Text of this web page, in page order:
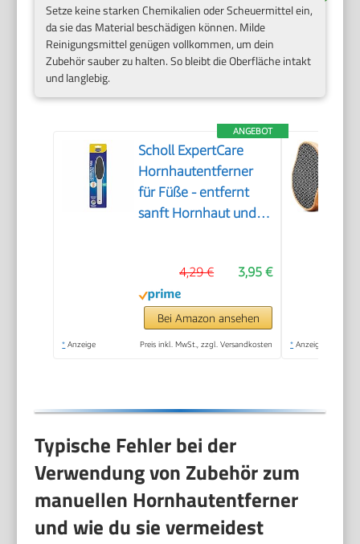
Setze keine starken Chemikalien oder Scheuermittel ein,
da sie das Material beschädigen können. Milde
Reinigungsmittel genügen vollkommen, um dein
Zubehör sauber zu halten. So bleibt die Oberfläche intakt
und langlebig.
ANGEBOT
Scholl ExpertCare
Hornhautentferner
für Füße - entfernt
sanft Hornhaut und
Reibefläche, effektive
Fußpflege für sofort
weiche Füße,
waschbar und
3,95 €
4,29 €
Bei Amazon ansehen
* Anzeige Preis inkl. MwSt., zzgl. Versandkosten * Anzeige
Typische Fehler bei der
Verwendung von Zubehör zum
manuellen Hornhautentferner
und wie du sie vermeidest